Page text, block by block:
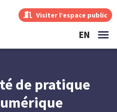
Visiter l’espace public
EN
de pratique